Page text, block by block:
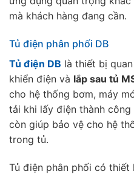
mà khách hàng đang cần.
Tủ điện phân phối DB
Tủ điện DB là thiết bị
khiển điện và lắp sau tủ
cho hệ thống bơm, máy
tải khi lấy điện thành
còn giúp bảo vệ cho hệ
trong tủ.
Tủ điện phân phối có thiết